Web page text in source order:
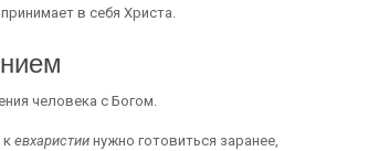
в себя Христа.
человека с Богом.
кевхаристии нужно готовиться заранее,